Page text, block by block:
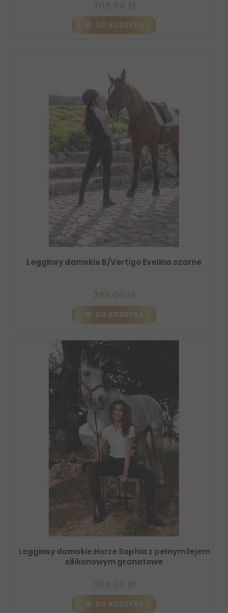
DO KOSZYKA
Legginsy damskie B/Vertigo Evelina czarne
DO KOSZYKA
Legginsy damskie Horze Sophia z pełnym lejem
silikonowym granatowe
DO KOSZYKA